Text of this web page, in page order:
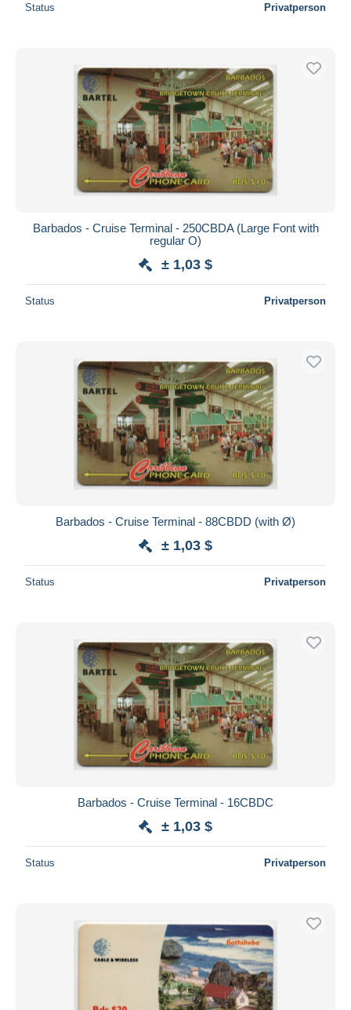
Status Privatperson
Barbados - Cruise Terminal - 250CBDA (Large Font with
regular O)
± 1,03 $
Status Privatperson
Barbados - Cruise Terminal - 88CBDD (with Ø)
± 1,03 $
Status Privatperson
Barbados - Cruise Terminal - 16CBDC
± 1,03 $
Status Privatperson